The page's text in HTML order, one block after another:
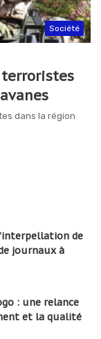
Société
dans la région
de
journaux à
: une relance
et la qualité